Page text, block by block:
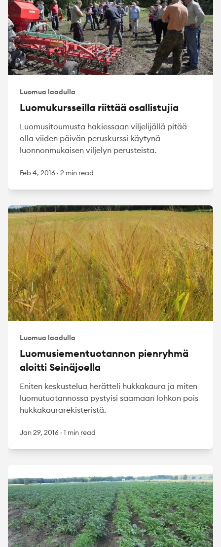
Luomua laadulla
Luomukursseilla riittää osallistujia
Luomusitoumusta hakiessaan viljelijällä pitää
olla viiden päivän peruskurssi käytynä
luonnonmukaisen viljelyn perusteista.
Feb 4, 2016 · 2 min read
Luomua laadulla
Luomusiementuotannon pienryhmä
aloitti Seinäjoella
Eniten keskustelua herätteli hukkakaura ja miten
luomutuotannossa pystyisi saamaan lohkon pois
hukkakaurarekisteristä.
Jan 29, 2016 · 1 min read